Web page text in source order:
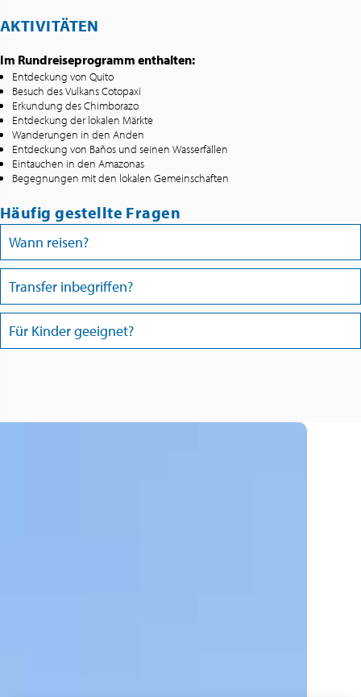
AKTIVITÄTEN
Im Rundreiseprogramm enthalten:
Entdeckung von Quito
Besuch des Vulkans Cotopaxi
Erkundung des Chimborazo
Entdeckung der lokalen Märkte
Wanderungen in den Anden
Entdeckung von Baños und seinen Wasserfällen
Eintauchen in den Amazonas
Begegnungen mit den lokalen Gemeinschaften
Häufig gestellte Fragen
Wann reisen?
Transfer inbegriffen?
Für Kinder geeignet?